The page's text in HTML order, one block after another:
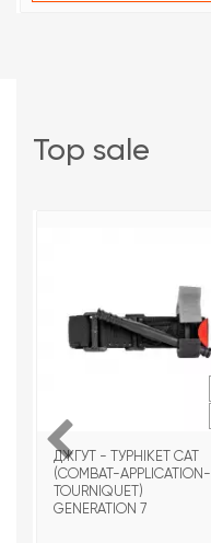
top sale
ДЖГУТ - ТУРНІКЕТ CAT
(COMBAT-APPLICATION-
TOURNIQUET)
GENERATION 7